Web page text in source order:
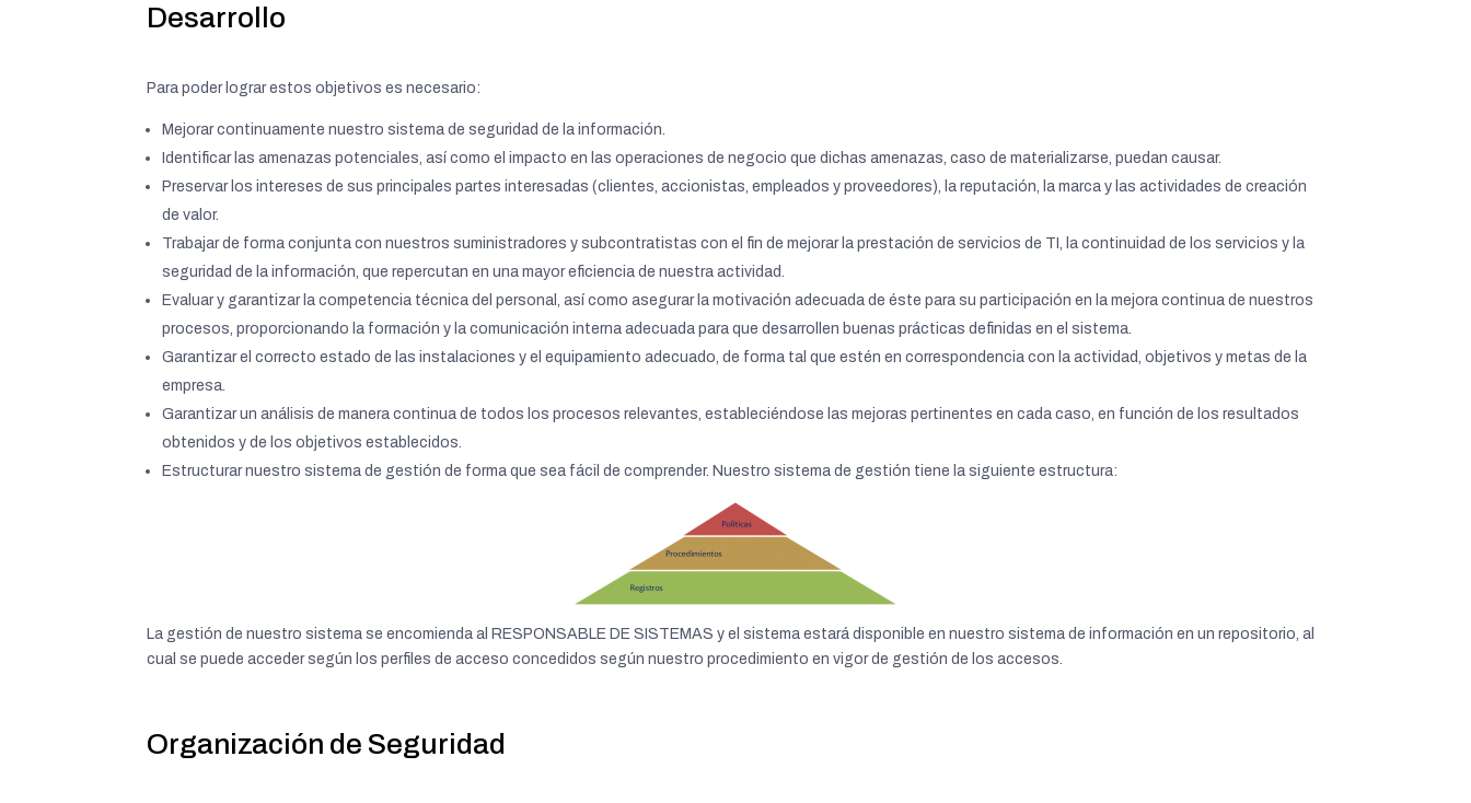
Desarrollo
Para poder lograr estos objetivos es necesario:
Mejorar continuamente nuestro sistema de seguridad de la información.
Identificar las amenazas potenciales, así como el impacto en las operaciones de negocio que dichas amenazas, caso de materializarse, puedan causar.
Preservar los intereses de sus principales partes interesadas (clientes, accionistas, empleados y proveedores), la reputación, la marca y las actividades de creación
de valor.
Trabajar de forma conjunta con nuestros suministradores y subcontratistas con el fin de mejorar la prestación de servicios de TI, la continuidad de los servicios y la
seguridad de la información, que repercutan en una mayor eficiencia de nuestra actividad.
Evaluar y garantizar la competencia técnica del personal, así como asegurar la motivación adecuada de éste para su participación en la mejora continua de nuestros
procesos, proporcionando la formación y la comunicación interna adecuada para que desarrollen buenas prácticas definidas en el sistema.
Garantizar el correcto estado de las instalaciones y el equipamiento adecuado, de forma tal que estén en correspondencia con la actividad, objetivos y metas de la
empresa.
Garantizar un análisis de manera continua de todos los procesos relevantes, estableciéndose las mejoras pertinentes en cada caso, en función de los resultados
obtenidos y de los objetivos establecidos.
Estructurar nuestro sistema de gestión de forma que sea fácil de comprender. Nuestro sistema de gestión tiene la siguiente estructura:
La gestión de nuestro sistema se encomienda al RESPONSABLE DE SISTEMAS y el sistema estará disponible en nuestro sistema de información en un repositorio, al
cual se puede acceder según los perfiles de acceso concedidos según nuestro procedimiento en vigor de gestión de los accesos.
Organización de Seguridad